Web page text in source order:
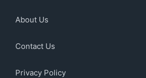
About Us
Contact Us
Privacy Policy